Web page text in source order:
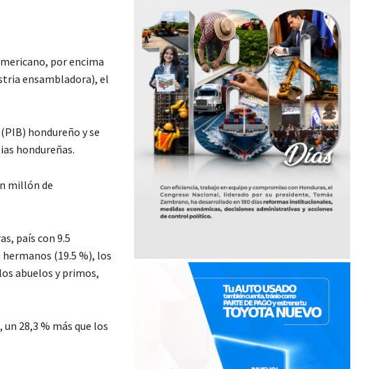
por encima
ensambladora), el
hondureño y se
hondureñas.
millón de
país con 9.5
(19.5 %), los
abuelos y primos,
28,3 % más que los